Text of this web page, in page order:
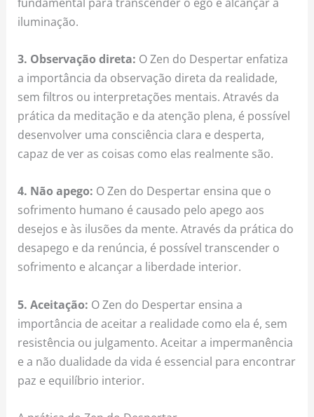
iluminação.
3. Observação direta: O Zen do Despertar enfatiza
a importância da observação direta da realidade,
sem filtros ou interpretações mentais. Através da
prática da meditação e da atenção plena, é possível
desenvolver uma consciência clara e desperta,
capaz de ver as coisas como elas realmente são.
4. Não apego: O Zen do Despertar ensina que o
sofrimento humano é causado pelo apego aos
desejos e às ilusões da mente. Através da prática do
desapego e da renúncia, é possível transcender o
sofrimento e alcançar a liberdade interior.
5. Aceitação: O Zen do Despertar ensina a
importância de aceitar a realidade como ela é, sem
resistência ou julgamento. Aceitar a impermanência
e a não dualidade da vida é essencial para encontrar
paz e equilíbrio interior.